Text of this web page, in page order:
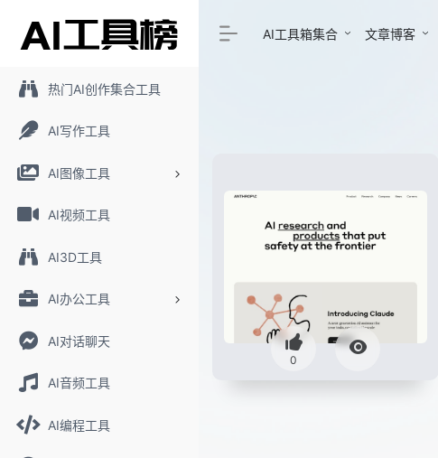
热门AI创作集合工具
AI写作工具
AI图像工具
AI视频工具
AI3D工具
AI办公工具
AI对话聊天
AI音频工具
AI编程工具
AI工具箱集合 文章博客
0